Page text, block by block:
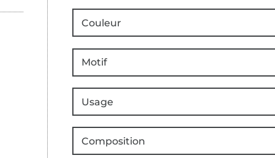
Couleur
Motif
Usage
Composition